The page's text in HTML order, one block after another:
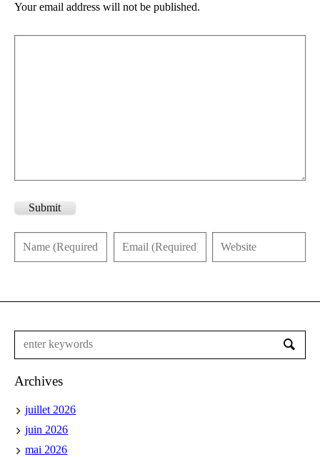
Your email address will not be published.
Submit
Archives
juillet 2026
juin 2026
mai 2026